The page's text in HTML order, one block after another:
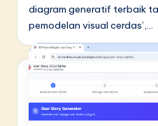
e
I
n
o
diagram generatif terbaik
pemodelan visual cerdas’,…